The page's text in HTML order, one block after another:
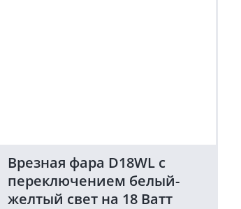
Врезная фара D18WL с
переключением белый-
желтый свет на 18 Ватт